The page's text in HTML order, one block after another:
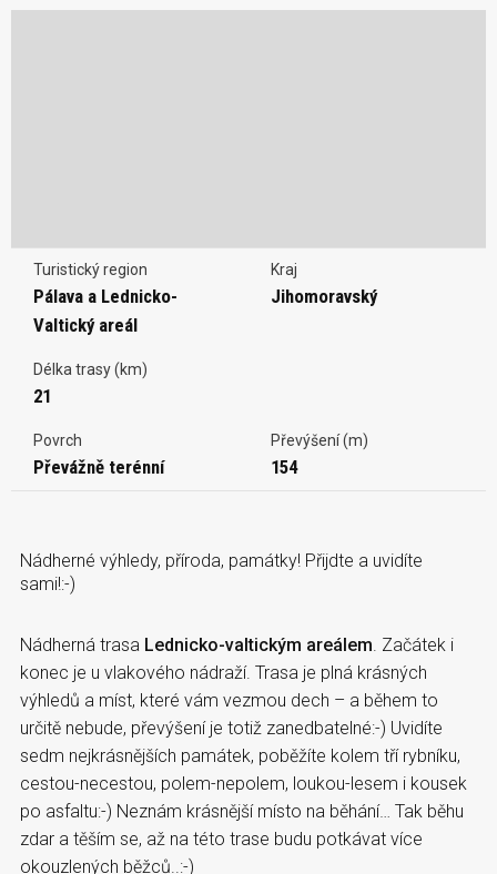
Turistický region
Pálava a Lednicko-
Valtický areál
Kraj
Jihomoravský
Délka trasy (km)
21
Povrch
Převážně terénní
Převýšení (m)
154
Nádherné výhledy, příroda, památky! Přijdte a uvidíte
sami!:-)
Nádherná trasa Lednicko-valtickým areálem. Začátek i
konec je u vlakového nádraží. Trasa je plná krásných
výhledů a míst, které vám vezmou dech – a během to
určitě nebude, převýšení je totiž zanedbatelné:-) Uvidíte
sedm nejkrásnějších památek, poběžíte kolem tří rybníku,
cestou-necestou, polem-nepolem, loukou-lesem i kousek
po asfaltu:-) Neznám krásnější místo na běhání… Tak běhu
zdar a těším se, až na této trase budu potkávat více
okouzlených běžců..:-)